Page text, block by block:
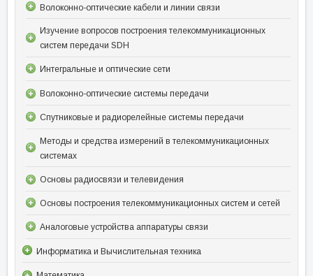
Волоконно-оптические кабели и линии связи
Изучение вопросов построения телекоммуникационных
систем передачи SDH
Интегральные и оптические сети
Волоконно-оптические системы передачи
Спутниковые и радиорелейные системы передачи
Методы и средства измерений в телекоммуникационных
системах
Основы радиосвязи и телевидения
Основы построения телекоммуникационных систем и сетей
Аналоговые устройства аппаратуры связи
Информатика и Вычислительная техника